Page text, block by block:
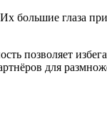
большие глаза
позволяет
для